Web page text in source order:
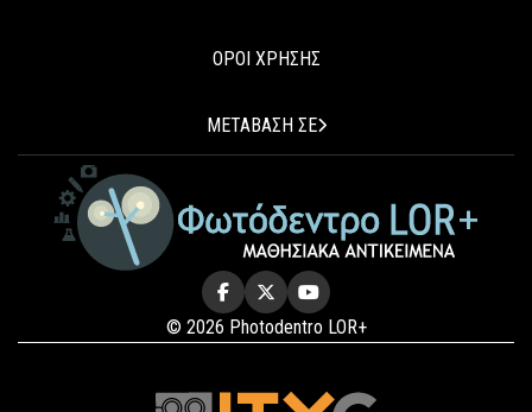
ΟΡΟΙ ΧΡΗΣΗΣ
ΜΕΤΑΒΑΣΗ ΣΕ
© 2026 Photodentro LOR+